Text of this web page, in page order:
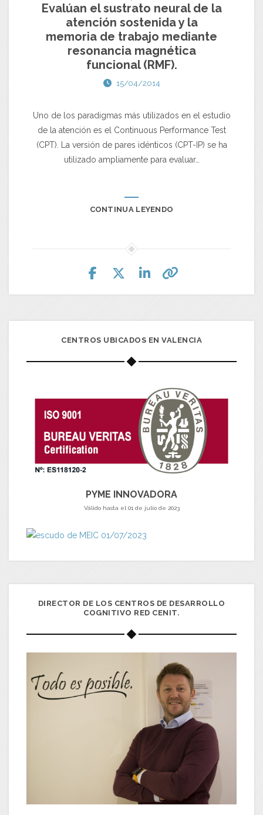
Evalúan el sustrato neural de la
atención sostenida y la
memoria de trabajo mediante
resonancia magnética
funcional (RMF).
15/04/2014
Uno de los paradigmas más utilizados en el estudio
de la atención es el Continuous Performance Test
(CPT). La versión de pares idénticos (CPT-IP) se ha
utilizado ampliamente para evaluar…
CONTINUA LEYENDO
CENTROS UBICADOS EN VALENCIA
PYME INNOVADORA
Válido hasta el 01 de julio de 2023
DIRECTOR DE LOS CENTROS DE DESARROLLO
COGNITIVO RED CENIT.